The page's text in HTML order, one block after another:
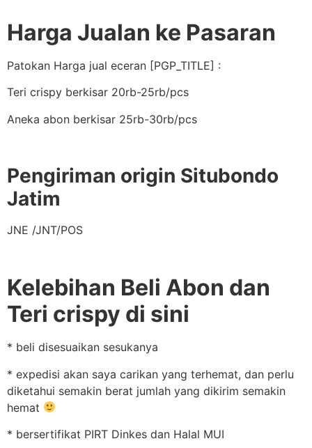
Harga Jualan ke Pasaran
Patokan Harga jual eceran [PGP_TITLE] :
Teri crispy berkisar 20rb-25rb/pcs
Aneka abon berkisar 25rb-30rb/pcs
Pengiriman origin Situbondo
Jatim
JNE /JNT/POS
Kelebihan Beli Abon dan
Teri crispy di sini
* beli disesuaikan sesukanya
* expedisi akan saya carikan yang terhemat, dan perlu
diketahui semakin berat jumlah yang dikirim semakin
hemat
* bersertifikat PIRT Dinkes dan Halal MUI